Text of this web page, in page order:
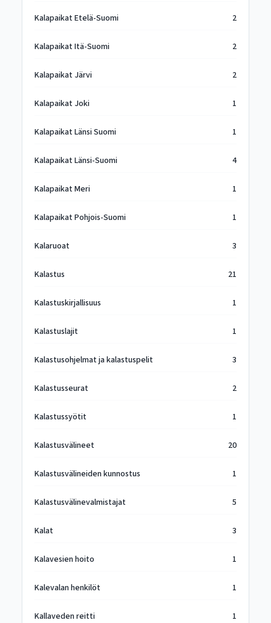
Kalapaikat Etelä-Suomi 2
Kalapaikat Itä-Suomi 2
Kalapaikat Järvi 2
Kalapaikat Joki 1
Kalapaikat Länsi Suomi 1
Kalapaikat Länsi-Suomi 4
Kalapaikat Meri 1
Kalapaikat Pohjois-Suomi 1
Kalaruoat 3
Kalastus 21
Kalastuskirjallisuus 1
Kalastuslajit 1
Kalastusohjelmat ja kalastuspelit 3
Kalastusseurat 2
Kalastussyötit 1
Kalastusvälineet 20
Kalastusvälineiden kunnostus 1
Kalastusvälinevalmistajat 5
Kalat 3
Kalavesien hoito 1
Kalevalan henkilöt 1
Kallaveden reitti 1